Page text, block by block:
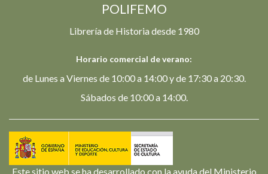
POLIFEMO
Librería de Historia desde 1980
Horario comercial de verano:
de Lunes a Viernes de 10:00 a 14:00 y de 17:30 a 20:30.
Sábados de 10:00 a 14:00.
Este sitio web se ha desarrollado con la ayuda del Ministerio